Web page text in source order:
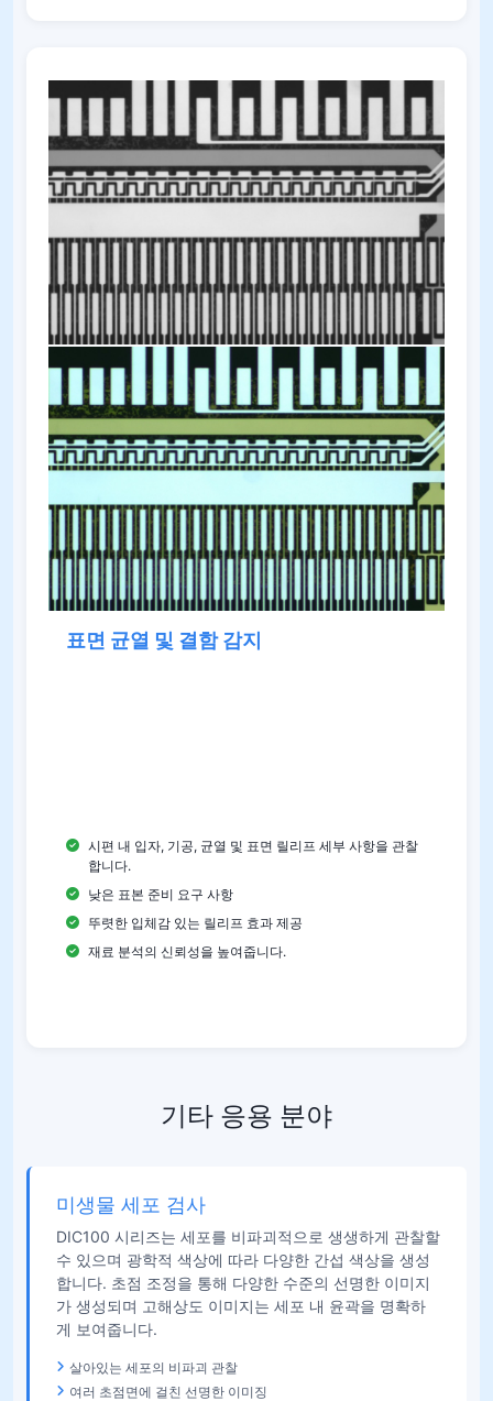
표면 균열 및 결함 감지
시편 내 입자, 기공, 균열 및 표면 릴리프 세부 사항을 관찰
합니다.
낮은 표본 준비 요구 사항
뚜렷한 입체감 있는 릴리프 효과 제공
재료 분석의 신뢰성을 높여줍니다.
기타 응용 분야
미생물 세포 검사
DIC100 시리즈는 세포를 비파괴적으로 생생하게 관찰할
수 있으며 광학적 색상에 따라 다양한 간섭 색상을 생성
합니다. 초점 조정을 통해 다양한 수준의 선명한 이미지
가 생성되며 고해상도 이미지는 세포 내 윤곽을 명확하
게 보여줍니다.
살아있는 세포의 비파괴 관찰
여러 초점면에 걸친 선명한 이미징